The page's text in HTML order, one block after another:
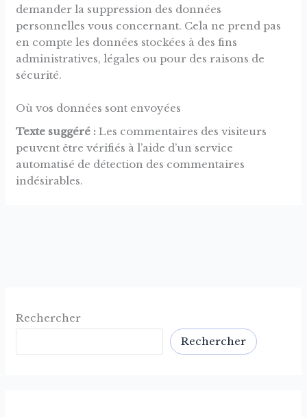
Rechercher
Rechercher
demander la suppression des données
personnelles vous concernant. Cela ne prend pas
en compte les données stockées à des fins
administratives, légales ou pour des raisons de
sécurité.
Où vos données sont envoyées
Texte suggéré :Les commentaires des visiteurs
peuvent être vérifiés à l’aide d’un service
automatisé de détection des commentaires
indésirables.